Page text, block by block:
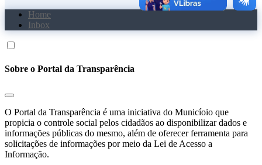
Home
Inbox
Sobre o Portal da Transparência
O Portal da Transparência é uma iniciativa do Municíoio que
propicia o controle social pelos cidadãos ao disponibilizar dados e
informações públicas do mesmo, além de oferecer ferramenta para
solicitações de informações por meio da Lei de Acesso a
Informação.